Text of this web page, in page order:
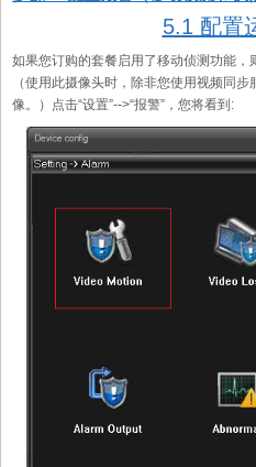
5.1 配置
如果您订购的套餐启用了移动侦测功能，
（使用此摄像头时，除非您使用视频同
像。）点击“设置”-->“报警”，您将看到: